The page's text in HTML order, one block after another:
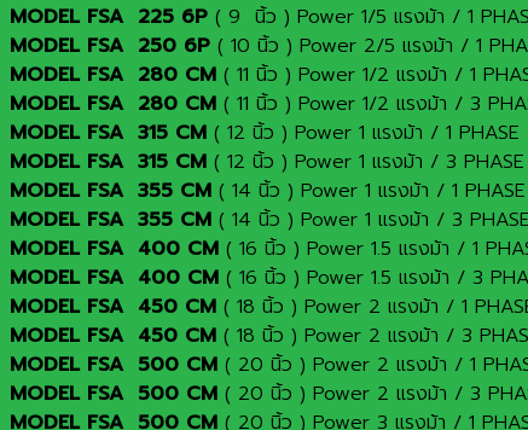
MODEL FSA 225 6P ( 9 นิ้ว ) Power 1/5 แรงม้า / 1
MODEL FSA 250 6P ( 10 นิ้ว ) Power 2/5 แรงม้า / 1
MODEL FSA 280 CM ( 11 นิ้ว ) Power 1/2 แรงม้า / 1
MODEL FSA 280 CM ( 11 นิ้ว ) Power 1/2 แรงม้า / 3
MODEL FSA 315 CM ( 12 นิ้ว ) Power 1 แรงม้า / 1
MODEL FSA 315 CM ( 12 นิ้ว ) Power 1 แรงม้า / 3
MODEL FSA 355 CM ( 14 นิ้ว ) Power 1 แรงม้า / 1
MODEL FSA 355 CM ( 14 นิ้ว ) Power 1 แรงม้า / 3
MODEL FSA 400 CM ( 16 นิ้ว ) Power 1.5 แรงม้า / 1
MODEL FSA 400 CM ( 16 นิ้ว ) Power 1.5 แรงม้า / 3
MODEL FSA 450 CM ( 18 นิ้ว ) Power 2 แรงม้า / 1
MODEL FSA 450 CM ( 18 นิ้ว ) Power 2 แรงม้า / 3
MODEL FSA 500 CM ( 20 นิ้ว ) Power 2 แรงม้า / 1
MODEL FSA 500 CM ( 20 นิ้ว ) Power 2 แรงม้า / 3
MODEL FSA 500 CM ( 20 นิ้ว ) Power 3 แรงม้า / 1